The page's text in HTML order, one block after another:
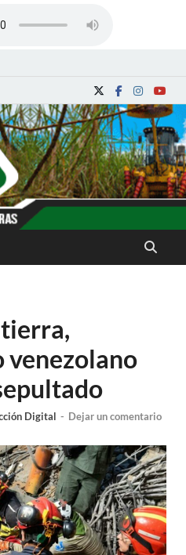
Florida de
y Actualidades de Florida, Camagüey,
venezolano
Digital - Dejar un comentario